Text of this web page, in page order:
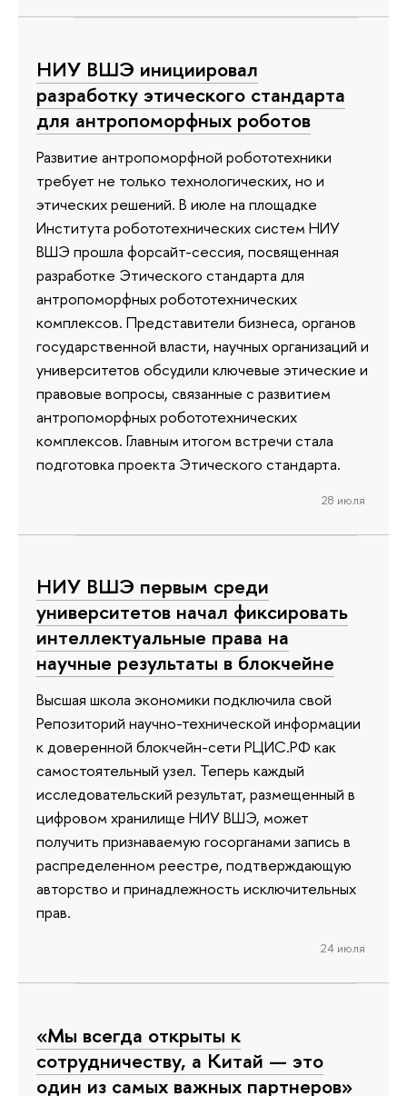
НИУ ВШЭ инициировал
разработку этического стандарта
для антропоморфных роботов
Развитие антропоморфной робототехники
требует не только технологических, но и
этических решений. В июле на площадке
Института робототехнических систем НИУ
ВШЭ прошла форсайт-сессия, посвященная
разработке Этического стандарта для
антропоморфных робототехнических
комплексов. Представители бизнеса, органов
государственной власти, научных организаций и
университетов обсудили ключевые этические и
правовые вопросы, связанные с развитием
антропоморфных робототехнических
комплексов. Главным итогом встречи стала
подготовка проекта Этического стандарта.
28 июля
НИУ ВШЭ первым среди
университетов начал фиксировать
интеллектуальные права на
научные результаты в блокчейне
Высшая школа экономики подключила свой
Репозиторий научно-технической информации
к доверенной блокчейн-сети РЦИС.РФ как
самостоятельный узел. Теперь каждый
исследовательский результат, размещенный в
цифровом хранилище НИУ ВШЭ, может
получить признаваемую госорганами запись в
распределенном реестре, подтверждающую
авторство и принадлежность исключительных
прав.
24 июля
«Мы всегда открыты к
сотрудничеству, а Китай — это
один из самых важных партнеров»